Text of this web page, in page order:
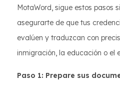
MotaWord, sigue estos pasos
asegurarte de que tus
evalúen y traduzcan con
inmigración, la educación o el
Paso 1: Prepare sus